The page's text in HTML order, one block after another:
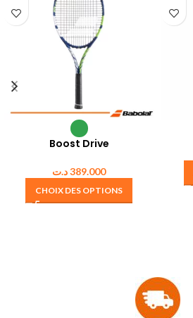
Boost Drive
389.000د.ت
CHOIX DES OPTIONS